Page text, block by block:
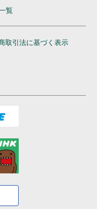
覧
取引法に基づく表示